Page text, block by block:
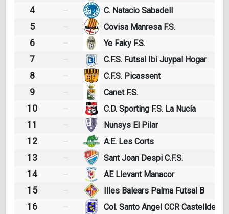
4 C. Natacio Sabadell
5 Covisa Manresa F.S.
6 Ye Faky F.S.
7 C.F.S. Futsal Ibi Juypal Hogar
8 C.F.S. Picassent
9 Canet F.S.
10 C.D. Sporting F.S. La Nucía
11 Nunsys El Pilar
12 A.E. Les Corts
13 Sant Joan Despi C.F.S.
14 AE Llevant Manacor
15 Illes Balears Palma Futsal B
16 Col. Santo Angel CCR